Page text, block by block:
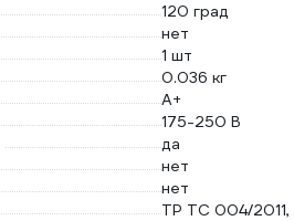
120 град
нет
1 шт
0.036 кг
A+
175-250 В
да
нет
нет
ТР ТС 004/